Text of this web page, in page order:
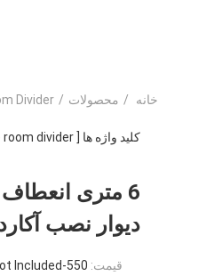
خانه / محصولات /
Divider
کلید واژه ها [ moveable room divider ] همخوانی داشتن
6 متری
دیوار نصب
قیمت: 550-3500RMB/PC (FOB) Tax Not Included